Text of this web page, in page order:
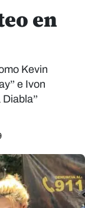
en
Kevin
e Ivon